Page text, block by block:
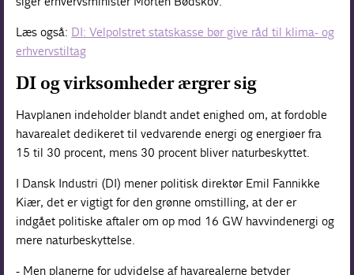
Læs også: DI: Velpolstret statskasse bør give råd til klima- og
erhvervstiltag
DI og virksomheder ærgrer sig
Havplanen indeholder blandt andet enighed om, at fordoble
havarealet dedikeret til vedvarende energi og energiøer fra
15 til 30 procent, mens 30 procent bliver naturbeskyttet.
I Dansk Industri (DI) mener politisk direktør Emil Fannikke
Kiær, det er vigtigt for den grønne omstilling, at der er
indgået politiske aftaler om op mod 16 GW havvindenergi og
mere naturbeskyttelse.
- Men planerne for udvidelse af havarealerne betyder